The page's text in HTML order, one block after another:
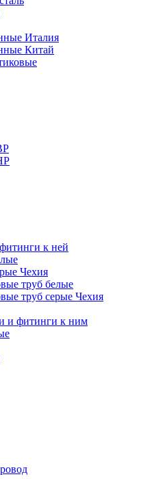
Италия
Китай
к ней
Чехия
труб белые
труб серые Чехия
и фитинги к ним